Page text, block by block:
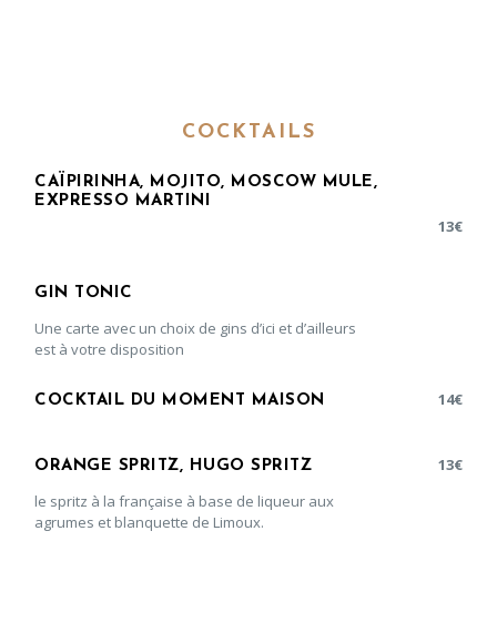
COCKTAILS
CAÏPIRINHA, MOJITO, MOSCOW MULE,
EXPRESSO MARTINI
13€
GIN TONIC
Une carte avec un choix de gins d’ici et d’ailleurs
est à votre disposition
COCKTAIL DU MOMENT MAISON 14€
ORANGE SPRITZ, HUGO SPRITZ 13€
le spritz à la française à base de liqueur aux
agrumes et blanquette de Limoux.